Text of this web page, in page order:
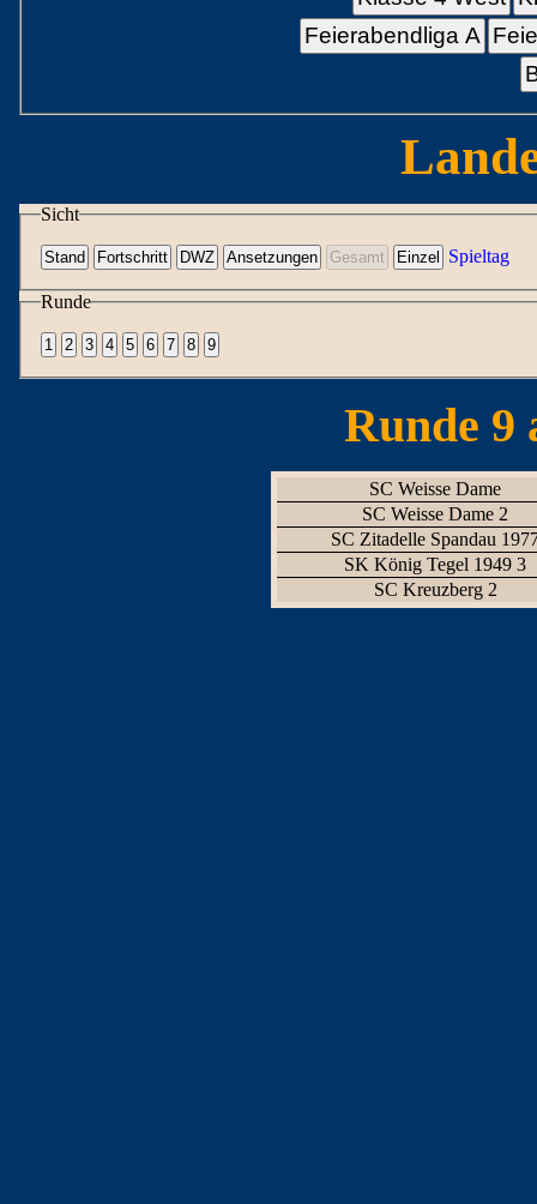
Feierabendliga A
Sicht
Spieltag
Runde
Runde 9
SC Weisse Dame
SC Weisse Dame 2
SC Zitadelle Spandau
SK König Tegel 1949 3
SC Kreuzberg 2